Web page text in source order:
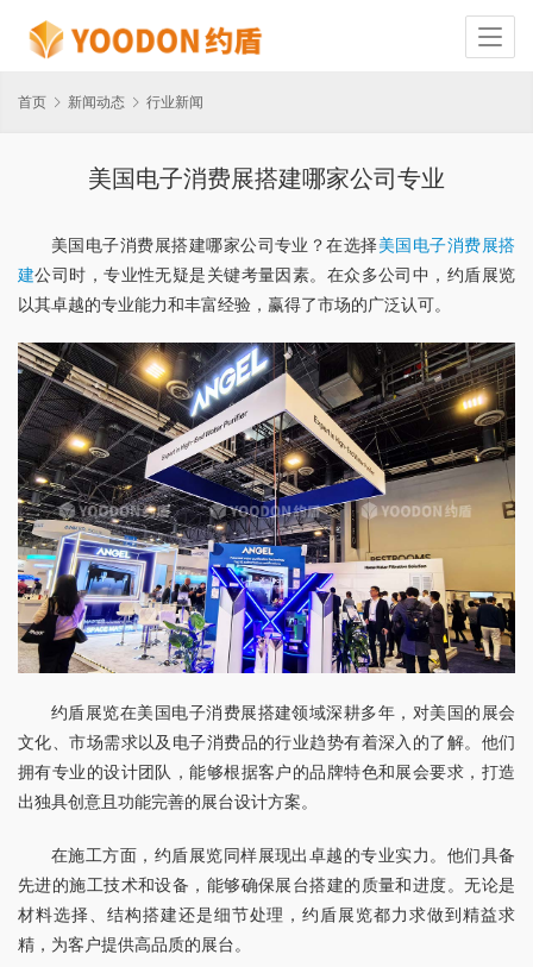
首页 新闻动态 行业新闻
美国电子消费展搭建哪家公司专业
美国电子消费展搭建哪家公司专业？在选择美国电子消费展搭
建公司时，专业性无疑是关键考量因素。在众多公司中，约盾展览
以其卓越的专业能力和丰富经验，赢得了市场的广泛认可。
约盾展览在美国电子消费展搭建领域深耕多年，对美国的展会
文化、市场需求以及电子消费品的行业趋势有着深入的了解。他们
拥有专业的设计团队，能够根据客户的品牌特色和展会要求，打造
出独具创意且功能完善的展台设计方案。
在施工方面，约盾展览同样展现出卓越的专业实力。他们具备
先进的施工技术和设备，能够确保展台搭建的质量和进度。无论是
材料选择、结构搭建还是细节处理，约盾展览都力求做到精益求
精，为客户提供高品质的展台。